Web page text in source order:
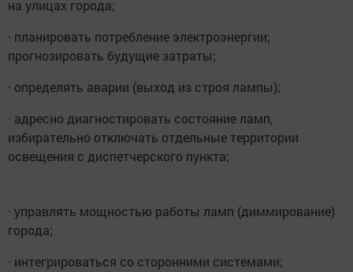
на улицах города;
· планировать потребление электроэнергии;
прогнозировать будущие затраты;
· определять аварии (выход из строя лампы);
· адресно диагностировать состояние ламп,
избирательно отключать отдельные территории
освещения с диспетчерского пункта;
· управлять мощностью работы ламп (диммирование)
города;
· интегрироваться со сторонними системами;